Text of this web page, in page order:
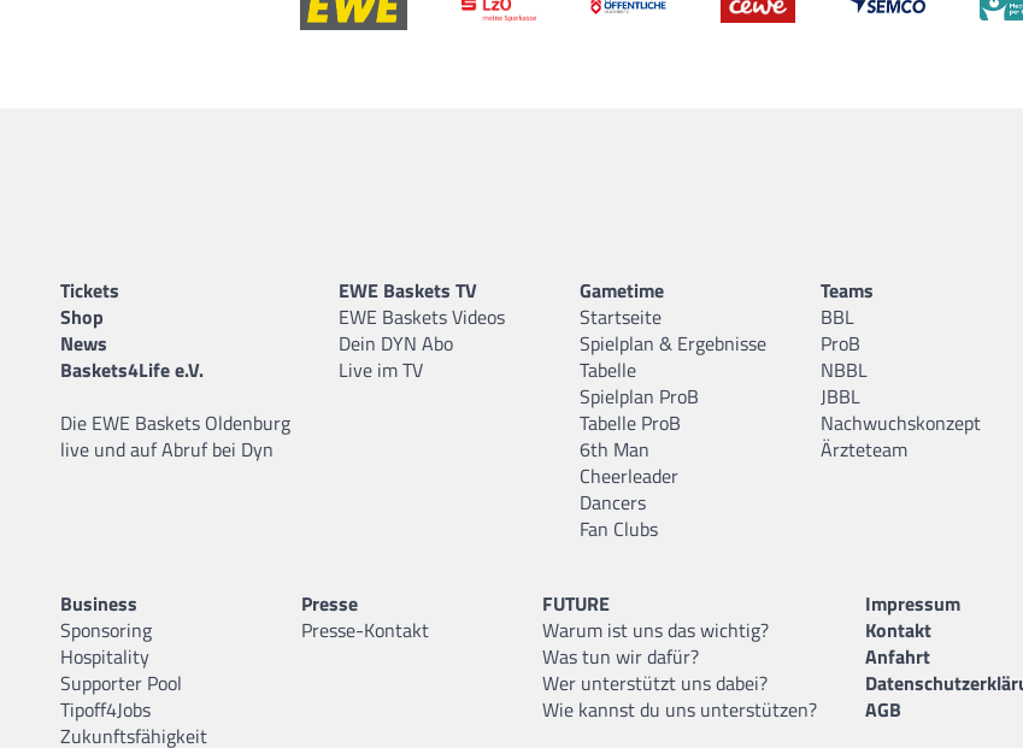
Tickets
Shop
News
Baskets4Life e.V.
Die EWE Baskets Oldenburg
live und auf Abruf bei Dyn
EWE Baskets TV
EWE Baskets Videos
Dein DYN Abo
Live im TV
Gametime
Startseite
Spielplan & Ergebnisse
Tabelle
Spielplan ProB
Tabelle ProB
6th Man
Cheerleader
Dancers
Fan Clubs
Teams
BBL
ProB
NBBL
JBBL
Nachwuchskonzept
Ärzteteam
Business
Sponsoring
Hospitality
Supporter Pool
Tipoff4Jobs
Zukunftsfähigkeit
Presse
Presse-Kontakt
FUTURE
Warum ist uns das wichtig?
Was tun wir dafür?
Wer unterstützt uns dabei?
Wie kannst du uns unterstützen?
Impressum
Kontakt
Anfahrt
AGB